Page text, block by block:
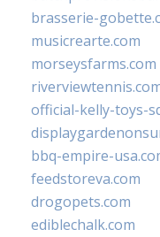
brasserie-
musicrearte.com
morseysfarms.com
official-kelly-toys-
bbq-empire-
feedstoreva.com
drogopets.com
ediblechalk.com